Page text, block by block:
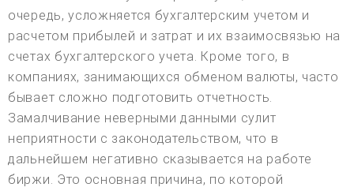
очередь, усложняется бухгалтерским учетом и
расчетом прибылей и затрат и их взаимосвязью на
счетах бухгалтерского учета. Кроме того, в
компаниях, занимающихся обменом валюты, часто
бывает сложно подготовить отчетность.
Замалчивание неверными данными сулит
неприятности с законодательством, что в
дальнейшем негативно сказывается на работе
биржи. Это основная причина, по которой